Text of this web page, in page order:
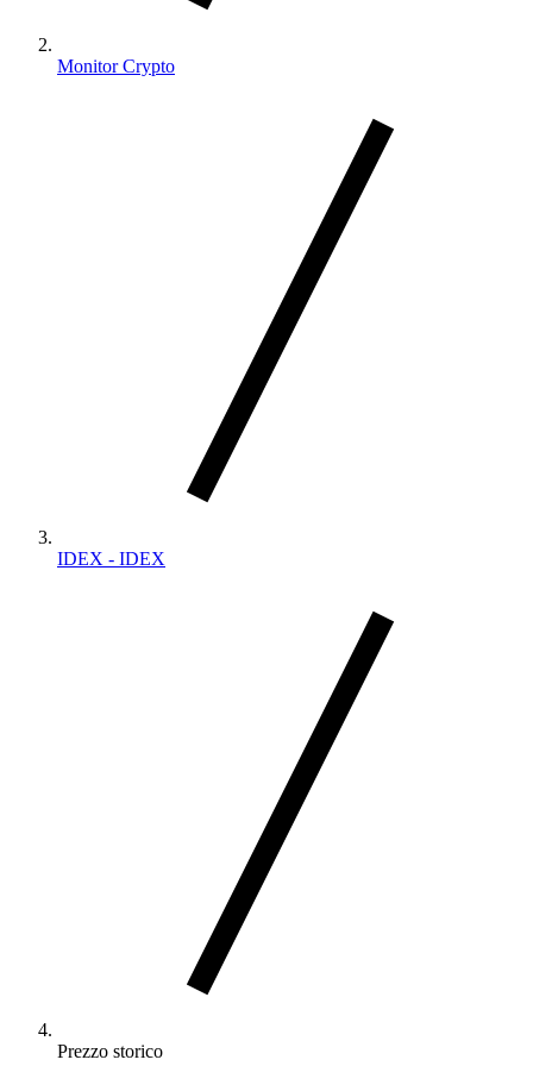
Monitor Crypto
IDEX - IDEX
Prezzo storico